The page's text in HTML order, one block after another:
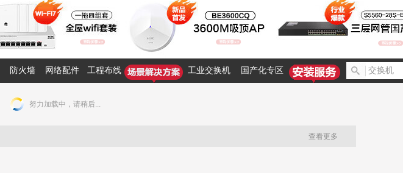
防火墙 网络配件 工业交换机
工程布线 国产化专区
努力加载中，请稍后...
查看更多